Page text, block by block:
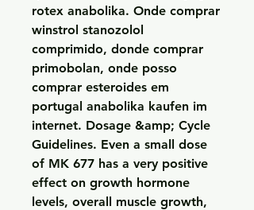
rotex anabolika. Onde comprar
winstrol stanozolol
comprimido, donde comprar
primobolan, onde posso
comprar esteroides em
portugal anabolika kaufen im
internet. Dosage &amp; Cycle
Guidelines. Even a small dose
of MK 677 has a very positive
effect on growth hormone
levels, overall muscle growth,